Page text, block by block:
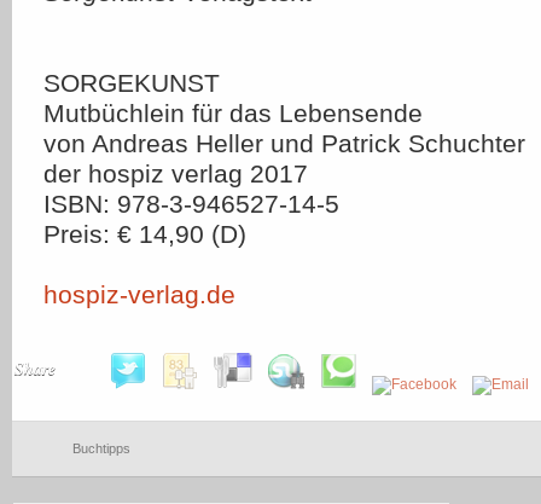
SORGEKUNST
Mutbüchlein für das Lebensende
von Andreas Heller und Patrick Schuchter
der hospiz verlag 2017
ISBN: 978-3-946527-14-5
Preis: € 14,90 (D)
hospiz-verlag.de
Share
Buchtipps